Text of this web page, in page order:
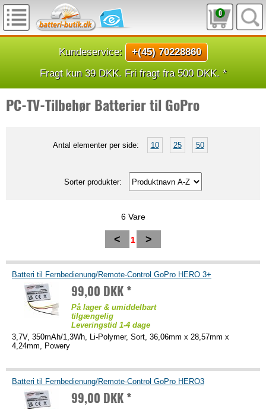
0
Kundeservice:
+(45) 70228860
Fragt kun 39 DKK. Fri fragt fra 500 DKK. *
PC-TV-Tilbehør Batterier til GoPro
Antal elementer per side: 10 25 50
Sorter produkter:
6 Vare
< 1 >
Batteri til Fernbedienung/Remote-Control GoPro HERO 3+
99,00 DKK *
På lager & umiddelbart
tilgængelig
Leveringstid 1-4 dage
3,7V, 350mAh/1,3Wh, Li-Polymer, Sort, 36,06mm x 28,57mm x
4,24mm, Powery
Batteri til Fernbedienung/Remote-Control GoPro HERO3
99,00 DKK *